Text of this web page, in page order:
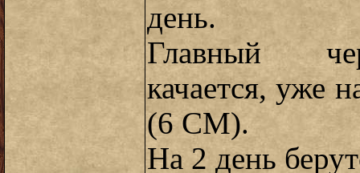
день.
Главный
качается, уже
(6 СМ).
На 2 день